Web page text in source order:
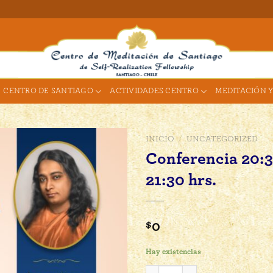
CENTRO DE SANTIAGO ACTIVIDADES CENTRO MEDITACIÓN
INICIO / UNCATEGORIZED
Conferencia
21:30 hrs.
$0
Hay existencias